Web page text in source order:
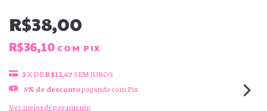
R$38,00
R$36,10 COM PIX
3X DER$12,67SEM JUROS
5% de descontopagando com Pix
Ver meios de pagamento